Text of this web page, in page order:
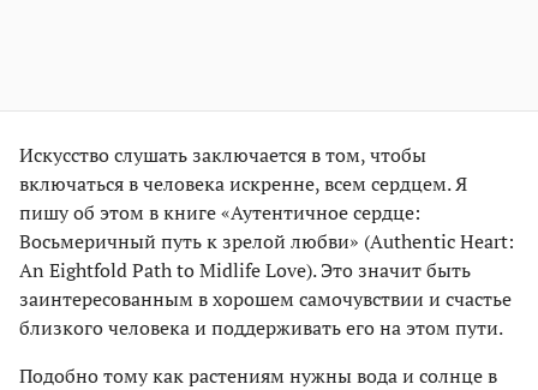
Искусство слушать заключается в том, чтобы
включаться в человека искренне, всем сердцем. Я
пишу об этом в книге «Аутентичное сердце:
Восьмеричный путь к зрелой любви» (Authentic Heart:
An Eightfold Path to Midlife Love). Это значит быть
заинтересованным в хорошем самочувствии и счастье
близкого человека и поддерживать его на этом пути.
Подобно тому как растениям нужны вода и солнце в